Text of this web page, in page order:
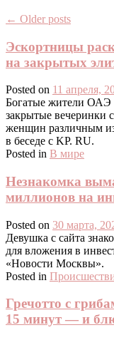
← Older posts
Эскортницы
на закрытых
Posted on 11 апреля,
Богатые жители ОАЭ
закрытые вечеринки
женщин различным
в беседе с KP. RU.
Posted in В мире
Незнакомка
миллионов на
Posted on 30 марта,
Девушка с сайта
для вложения в
«Новости Москвы».
Posted in
Гречотто с
15 минут — и